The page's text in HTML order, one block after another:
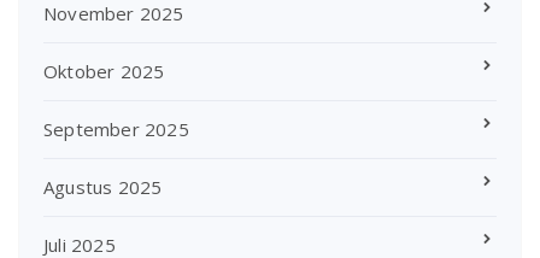
November 2025
Oktober 2025
September 2025
Agustus 2025
Juli 2025